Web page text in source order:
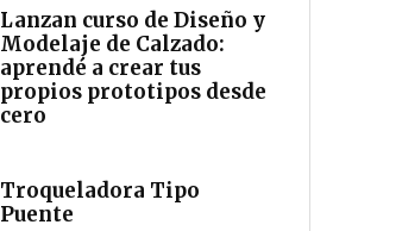
Lanzan curso de Diseño y
Modelaje de Calzado:
aprendé a crear tus
propios prototipos desde
cero
Troqueladora Tipo
Puente